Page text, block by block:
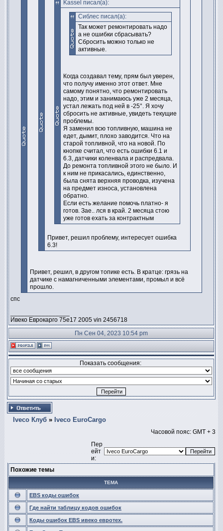
Kassel писал(а):
Сиблес писал(а):
Так может ремонтировать надо
а не ошибки сбрасывать?
Сбросить можно только не
активные.
Когда создавал тему, прям был уверен,
что получу именно этот ответ. Мне
самому понятно, что ремонтировать
надо, этим и занимаюсь уже 2 месяца,
устал лежать под ней в -25°. Я хочу
сбросить не активные, увидеть текущие
проблемы.
Я заменил всю топливную, машина не
едет, дымит, плохо заводится. Что на
старой топливной, что на новой. По
кнопке считал, что есть ошибки 6.1 и
6.3, датчики коленвала и распредвала.
До ремонта топливной этого не было. И
к ним не прикасались, единственно,
была снята верхняя проводка, изучена
на предмет износа, установлена
обратно.
Если есть желание помочь платно- я
готов. Зае.. лся в край. 2 месяца стою
уже готов ехать за контрактным
Привет, решил проблему, интересует ошибка
6.3!
Привет, решил, в другом топике есть. В кратце: грязь на
датчике с намагниченными элементами, промыл и всё
прошло.
спс
Ивеко Еврокарго 75е17 2005 vin 2456718
Пн Сен 04, 2023 10:54 pm
Показать сообщения:
Iveco Клуб » Iveco EuroCargo
Часовой пояс: GMT + 3
Пер
ейт
и:
Похожие темы
ТЕМА
EBS коды ошибок
Где найти таблицу кодов ошибок
Коды ошибок ЕBS ивеко евротех.